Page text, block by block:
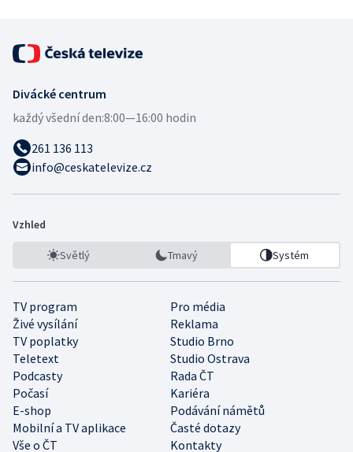
Divácké centrum
každý všední den:8:00—16:00 hodin
261 136 113
info@ceskatelevize.cz
Vzhled
Světlý Tmavý Systém
TV program
Pro média
Živé vysílání
Reklama
TV poplatky
Studio Brno
Teletext
Studio Ostrava
Podcasty
Rada ČT
Počasí
Kariéra
E-shop
Podávání námětů
Mobilní a TV aplikace
Časté dotazy
Vše o ČT
Kontakty